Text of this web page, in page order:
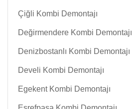
Çiğli Kombi Demontajı
Değirmendere Kombi Demontajı
Denizbostanlı Kombi Demontajı
Develi Kombi Demontajı
Egekent Kombi Demontajı